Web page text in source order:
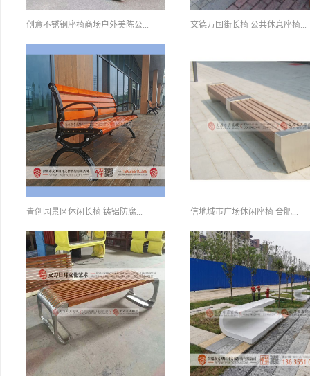
创意不锈钢座椅商场户外美陈公... 文德万国街长椅 公共休息座椅...
青创园景区休闲长椅 铸铝防腐... 信地城市广场休闲座椅 合肥...